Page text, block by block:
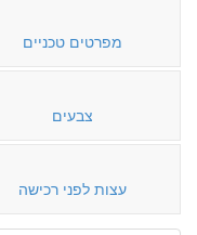
מפרטים טכניים
צבעים
עצות לפני רכישה